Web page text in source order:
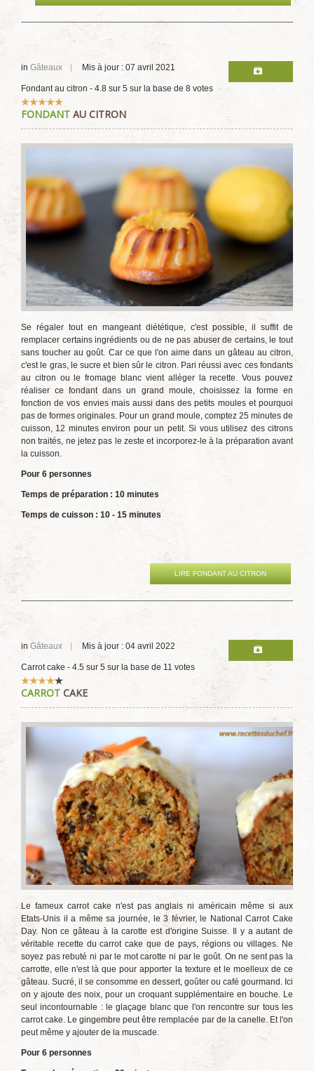
in Gâteaux Mis à jour : 07 avril 2021
Fondant au citron - 4.8 sur 5 sur la base de 8 votes
Vote
utilisateur:5/5
FONDANT AU CITRON
Se régaler tout en mangeant diététique, c'est possible, il suffit de
remplacer certains ingrédients ou de ne pas abuser de certains, le tout
sans toucher au goût. Car ce que l'on aime dans un gâteau au citron,
c'est le gras, le sucre et bien sûr le citron. Pari réussi avec ces fondants
au citron ou le fromage blanc vient alléger la recette. Vous pouvez
réaliser ce fondant dans un grand moule, choisissez la forme en
fonction de vos envies mais aussi dans des petits moules et pourquoi
pas de formes originales. Pour un grand moule, comptez 25 minutes de
cuisson, 12 minutes environ pour un petit. Si vous utilisez des citrons
non traités, ne jetez pas le zeste et incorporez-le à la préparation avant
la cuisson.
Pour 6 personnes
Temps de préparation : 10 minutes
Temps de cuisson : 10 - 15 minutes
LIRE FONDANT AU CITRON
in Gâteaux Mis à jour : 04 avril 2022
Carrot cake - 4.5 sur 5 sur la base de 11 votes
Vote
utilisateur: 4/5
CARROT CAKE
Le fameux carrot cake n'est pas anglais ni américain même si aux
Etats-Unis il a même sa journée, le 3 février, le National Carrot Cake
Day. Non ce gâteau à la carotte est d'origine Suisse. Il y a autant de
véritable recette du carrot cake que de pays, régions ou villages. Ne
soyez pas rebuté ni par le mot carotte ni par le goût. On ne sent pas la
carrotte, elle n'est là que pour apporter la texture et le moelleux de ce
gâteau. Sucré, il se consomme en dessert, goûter ou café gourmand. Ici
on y ajoute des noix, pour un croquant supplémentaire en bouche. Le
seul incontournable : le glaçage blanc que l'on rencontre sur tous les
carrot cake. Le gingembre peut être remplacée par de la canelle. Et l'on
peut même y ajouter de la muscade.
Pour 6 personnes